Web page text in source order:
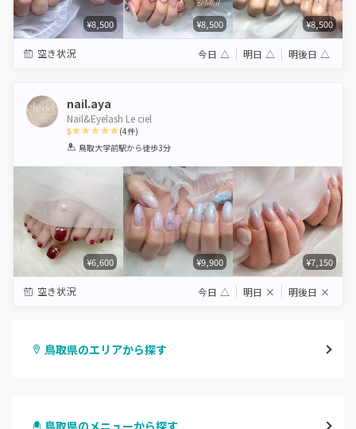
¥8,500 ¥8,500 ¥8,500
空き状況 今日 △ 明日 △ 明後日 △
nail.aya
Nail&Eyelash Le ciel
5
1 2 3 4 5
(4件)
鳥取大学前駅から徒歩3分
¥6,600 ¥9,900 ¥7,150
空き状況 今日 △ 明日 × 明後日 ×
鳥取県のエリアから探す
鳥取県のメニューから探す